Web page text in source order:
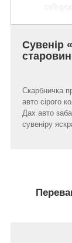
Сувенір
Скарбничка
авто сірого
Дах авто
сувеніру